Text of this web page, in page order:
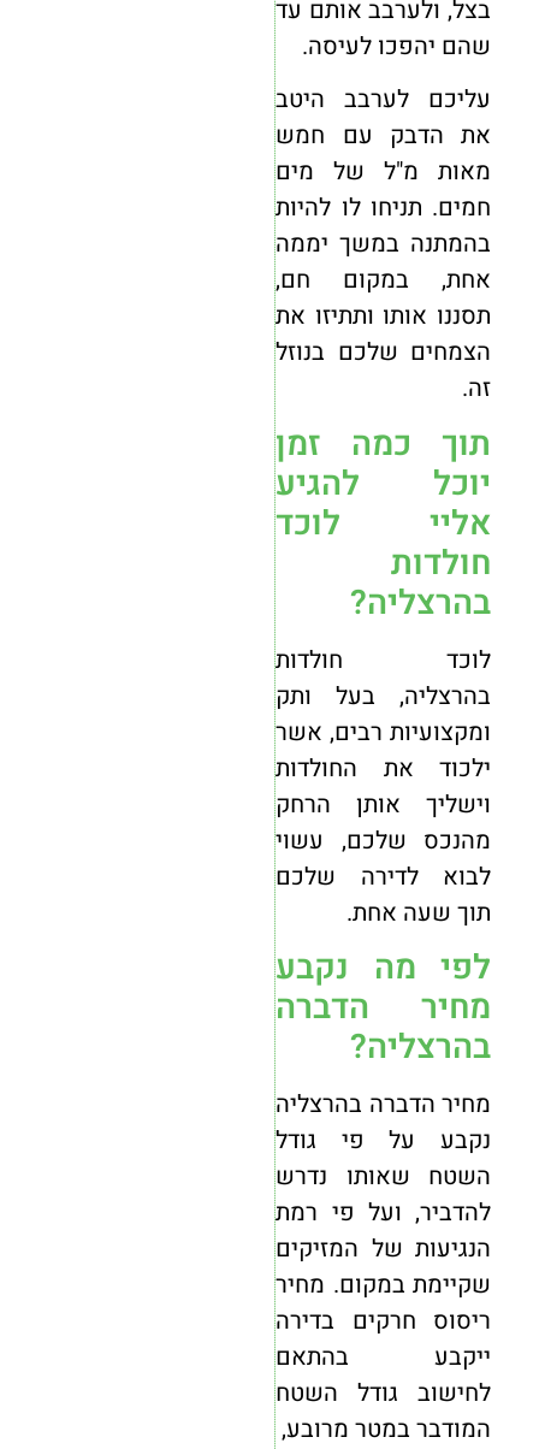
בצל, ולערבב אותם עד
שהם יהפכו לעיסה.
עליכם לערבב היטב
את הדבק עם חמש
מאות מ"ל של מים
חמים. תניחו לו להיות
בהמתנה במשך יממה
אחת, במקום חם,
תסננו אותו ותתיזו את
הצמחים שלכם בנוזל
זה.
תוך כמה זמן
יוכל להגיע
אליי לוכד
חולדות
בהרצליה?
לוכד חולדות
בהרצליה, בעל ותק
ומקצועיות רבים, אשר
ילכוד את החולדות
וישליך אותן הרחק
מהנכס שלכם, עשוי
לבוא לדירה שלכם
תוך שעה אחת.
לפי מה נקבע
מחיר הדברה
בהרצליה?
מחיר הדברה בהרצליה
נקבע על פי גודל
השטח שאותו נדרש
להדביר, ועל פי רמת
הנגיעות של המזיקים
שקיימת במקום. מחיר
ריסוס חרקים בדירה
ייקבע בהתאם
לחישוב גודל השטח
המודבר במטר מרובע,